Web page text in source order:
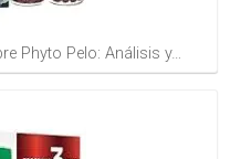
Phyto Pelo: Análisis y…